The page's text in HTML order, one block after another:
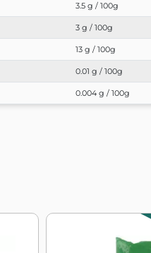
3.5 g / 100g
3 g / 100g
13 g / 100g
0.01 g / 100g
0.004 g / 100g